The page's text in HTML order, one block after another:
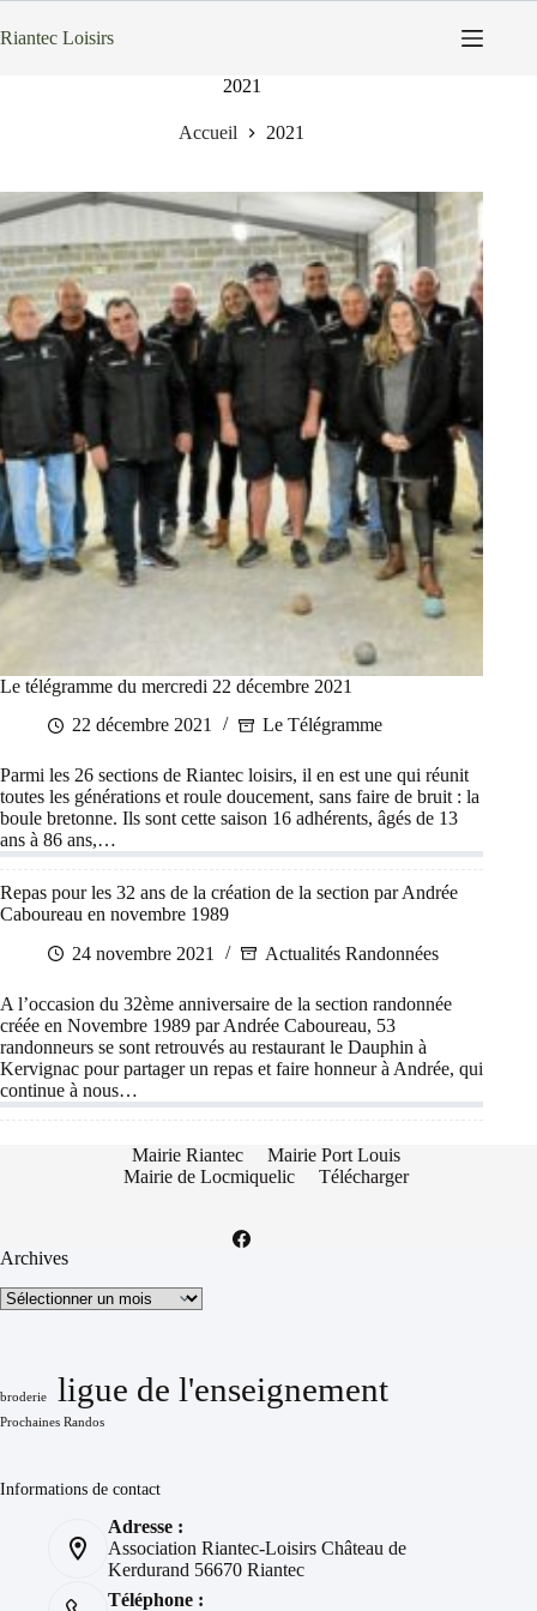
au
Riantec Loisirs
2021
Accueil 2021
Le télégramme du mercredi 22 décembre 2021
22 décembre 2021
Le Télégramme
Parmi les 26 sections de Riantec loisirs, il en est une qui réunit
toutes les générations et roule doucement, sans faire de bruit : la
boule bretonne. Ils sont cette saison 16 adhérents, âgés de 13
ans à 86 ans,…
Repas pour les 32 ans de la création de la section par Andrée
Caboureau en novembre 1989
24 novembre 2021
Actualités Randonnées
A l’occasion du 32ème anniversaire de la section randonnée
créée en Novembre 1989 par Andrée Caboureau, 53
randonneurs se sont retrouvés au restaurant le Dauphin à
Kervignac pour partager un repas et faire honneur à Andrée, qui
continue à nous…
Mairie Riantec
Mairie Port Louis
Mairie de Locmiquelic
Télécharger
Archives
Archives
broderie ligue de l'enseignement
Prochaines Randos
Informations de contact
Adresse :
Association Riantec-Loisirs Château de
Kerdurand 56670 Riantec
Téléphone :